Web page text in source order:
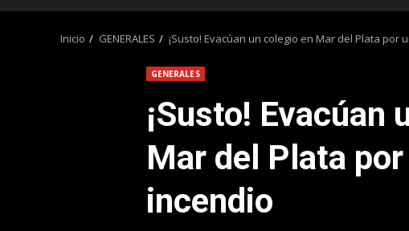
Inicio GENERALES ¡Susto! Evacúan un colegio en Mar del Plata por
GENERALES
¡Susto! Evacúan
Mar del Plata
incendio